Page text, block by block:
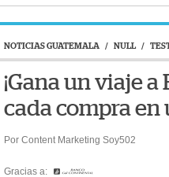
NOTICIAS GUATEMALA / NULL /
¡Gana un viaje
cada compra
Por Content Marketing Soy502
Gracias a: